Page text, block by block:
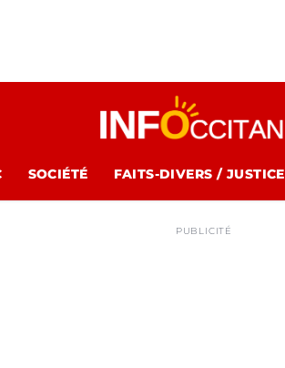
SOCIÉTÉ FAITS-DIVERS / JUSTICE
PUBLICITÉ